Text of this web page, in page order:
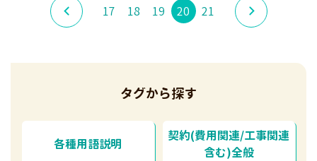
17 18 19 20 21
タグから探す
各種用語説明
契約(費用関連/工事関連
含む)全般